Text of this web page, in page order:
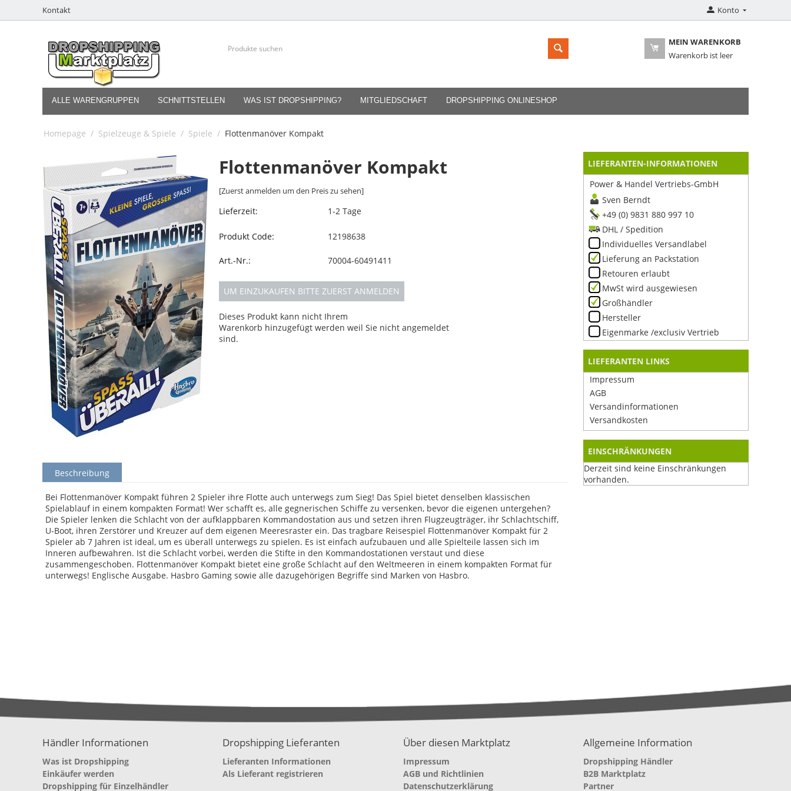
Kontakt Konto
MEIN WARENKORB
Warenkorb ist leer
ALLE WARENGRUPPEN SCHNITTSTELLEN WAS IST DROPSHIPPING? MITGLIEDSCHAFT DROPSHIPPING ONLINESHOP
Homepage / Spielzeuge & Spiele / Spiele / Flottenmanöver Kompakt
Flottenmanöver Kompakt
[Zuerst anmelden um den Preis zu sehen]
Lieferzeit: 1-2 Tage
Produkt Code: 12198638
Art.-Nr.: 70004-60491411
UM EINZUKAUFEN BITTE ZUERST ANMELDEN
Dieses Produkt kann nicht Ihrem
Warenkorb hinzugefügt werden weil Sie nicht angemeldet
sind.
Beschreibung
Bei Flottenmanöver Kompakt führen 2 Spieler ihre Flotte auch unterwegs zum Sieg! Das Spiel bietet denselben klassischen
Spielablauf in einem kompakten Format! Wer schafft es, alle gegnerischen Schiffe zu versenken, bevor die eigenen untergehen?
Die Spieler lenken die Schlacht von der aufklappbaren Kommandostation aus und setzen ihren Flugzeugträger, ihr Schlachtschiff,
U-Boot, ihren Zerstörer und Kreuzer auf dem eigenen Meeresraster ein. Das tragbare Reisespiel Flottenmanöver Kompakt für 2
Spieler ab 7 Jahren ist ideal, um es überall unterwegs zu spielen. Es ist einfach aufzubauen und alle Spielteile lassen sich im
Inneren aufbewahren. Ist die Schlacht vorbei, werden die Stifte in den Kommandostationen verstaut und diese
zusammengeschoben. Flottenmanöver Kompakt bietet eine große Schlacht auf den Weltmeeren in einem kompakten Format für
unterwegs! Englische Ausgabe. Hasbro Gaming sowie alle dazugehörigen Begriffe sind Marken von Hasbro.
LIEFERANTEN-INFORMATIONEN
Power & Handel Vertriebs-GmbH
Sven Berndt
+49 (0) 9831 880 997 10
DHL / Spedition
Individuelles Versandlabel
Lieferung an Packstation
Retouren erlaubt
MwSt wird ausgewiesen
Großhändler
Hersteller
Eigenmarke /exclusiv Vertrieb
LIEFERANTEN LINKS
Impressum
AGB
Versandinformationen
Versandkosten
EINSCHRÄNKUNGEN
Derzeit sind keine Einschränkungen
vorhanden.
Händler Informationen
Was ist Dropshipping
Einkäufer werden
Dropshipping für Einzelhändler
Dropshipping Lieferanten
Lieferanten Informationen
Als Lieferant registrieren
Über diesen Marktplatz
Impressum
AGB und Richtlinien
Datenschutzerklärung
Allgemeine Information
Dropshipping Händler
B2B Marktplatz
Partner